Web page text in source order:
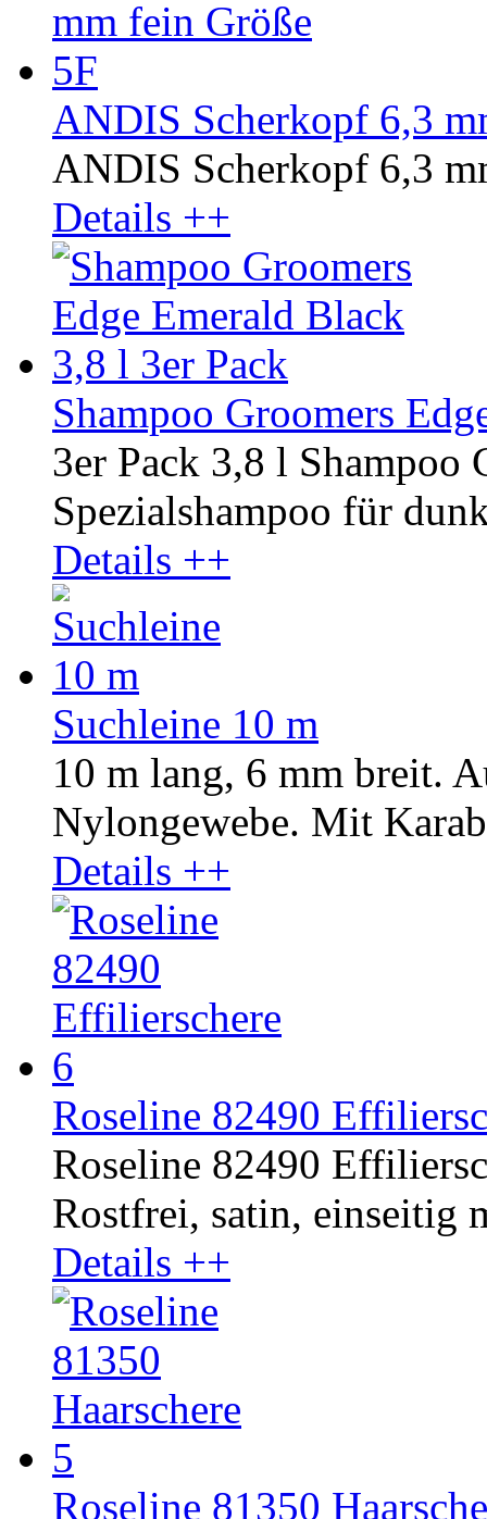
ANDIS Scherkopf 6,3
ANDIS Scherkopf 6,3
Details ++
Shampoo Groomers
3er Pack 3,8 l Shampoo
Spezialshampoo für
Details ++
Suchleine 10 m
10 m lang, 6 mm breit.
Nylongewebe. Mit
Details ++
Roseline 82490
Roseline 82490
Rostfrei, satin, einseitig
Details ++
Roseline 81350